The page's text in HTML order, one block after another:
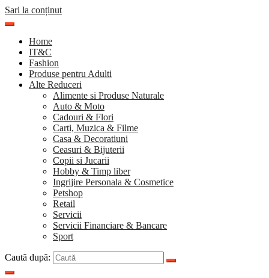
Sari la conținut
Home
IT&C
Fashion
Produse pentru Adulti
Alte Reduceri
Alimente si Produse Naturale
Auto & Moto
Cadouri & Flori
Carti, Muzica & Filme
Casa & Decoratiuni
Ceasuri & Bijuterii
Copii si Jucarii
Hobby & Timp liber
Ingrijire Personala & Cosmetice
Petshop
Retail
Servicii
Servicii Financiare & Bancare
Sport
Caută după: